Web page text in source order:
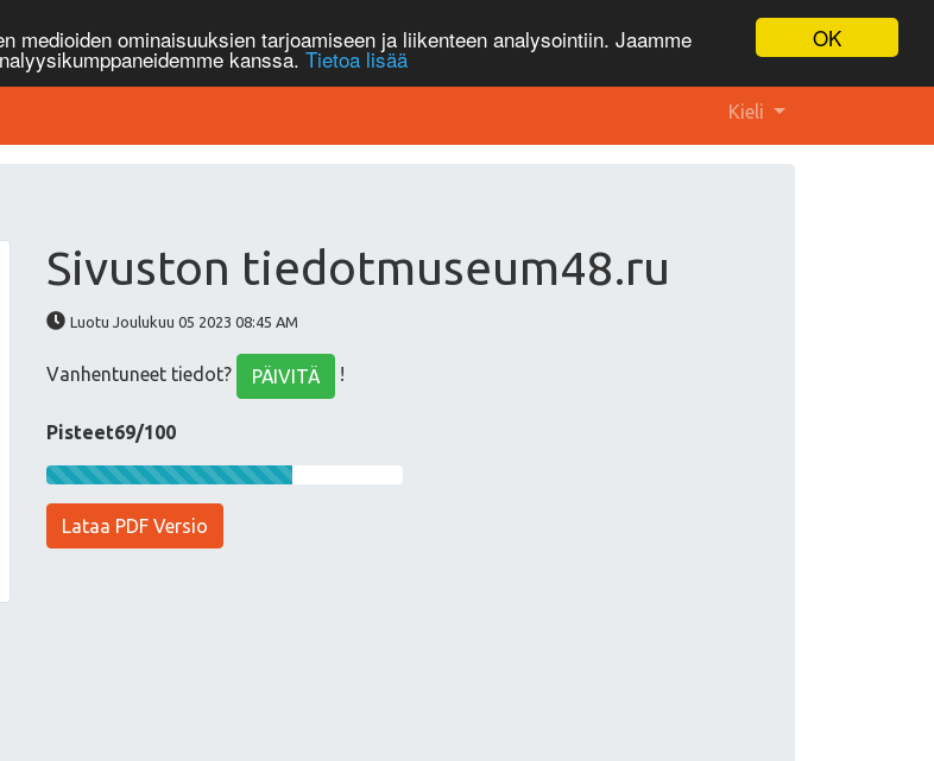
OK
ominaisuuksien tarjoamiseen ja liikenteen analysointiin. Jaamme
kanssa. Tietoa lisää
Kieli
Sivuston tiedotmuseum48.ru
Luotu Joulukuu 05 2023 08:45 AM
Vanhentuneet tiedot? PÄIVITÄ !
Pisteet69/100
Lataa PDF Versio